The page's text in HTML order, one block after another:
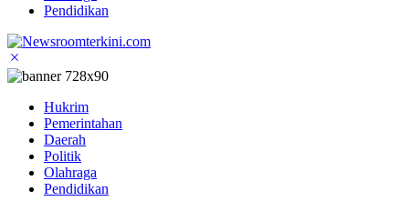
Pendidikan
Hukrim
Pemerintahan
Daerah
Politik
Olahraga
Pendidikan